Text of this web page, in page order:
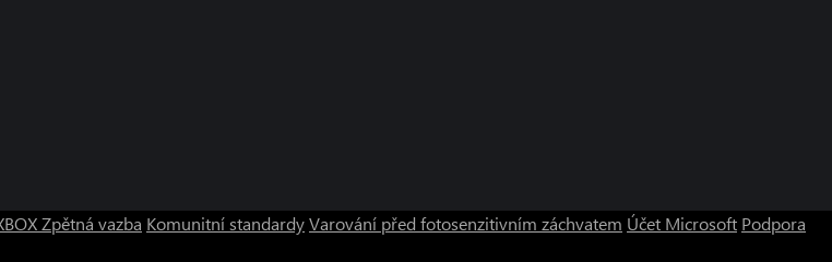
Zpětná vazba Komunitní standardyVarování před fotosenzitivním záchvatem Účet Microsoft Podpora